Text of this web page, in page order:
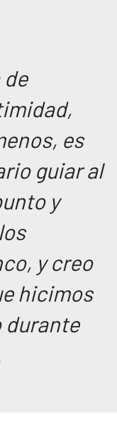
es
guiar al
y
y creo
hicimos
durante